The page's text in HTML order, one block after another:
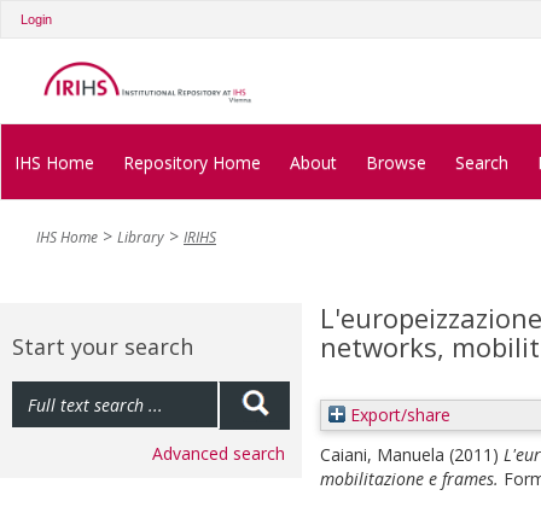
Login
IHS Home Repository Home About Browse Search
IHS Home Library IRIHS
Start your search
Advanced search
networks,
Export/share
Caiani, Manuela (2011)
mobilitazione e frames.